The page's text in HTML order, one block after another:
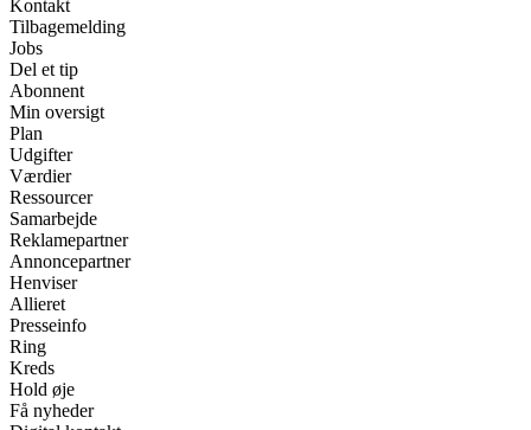
Kontakt
Tilbagemelding
Jobs
Del et tip
Abonnent
Min oversigt
Plan
Udgifter
Værdier
Ressourcer
Samarbejde
Reklamepartner
Annoncepartner
Henviser
Allieret
Presseinfo
Ring
Kreds
Hold øje
Få nyheder